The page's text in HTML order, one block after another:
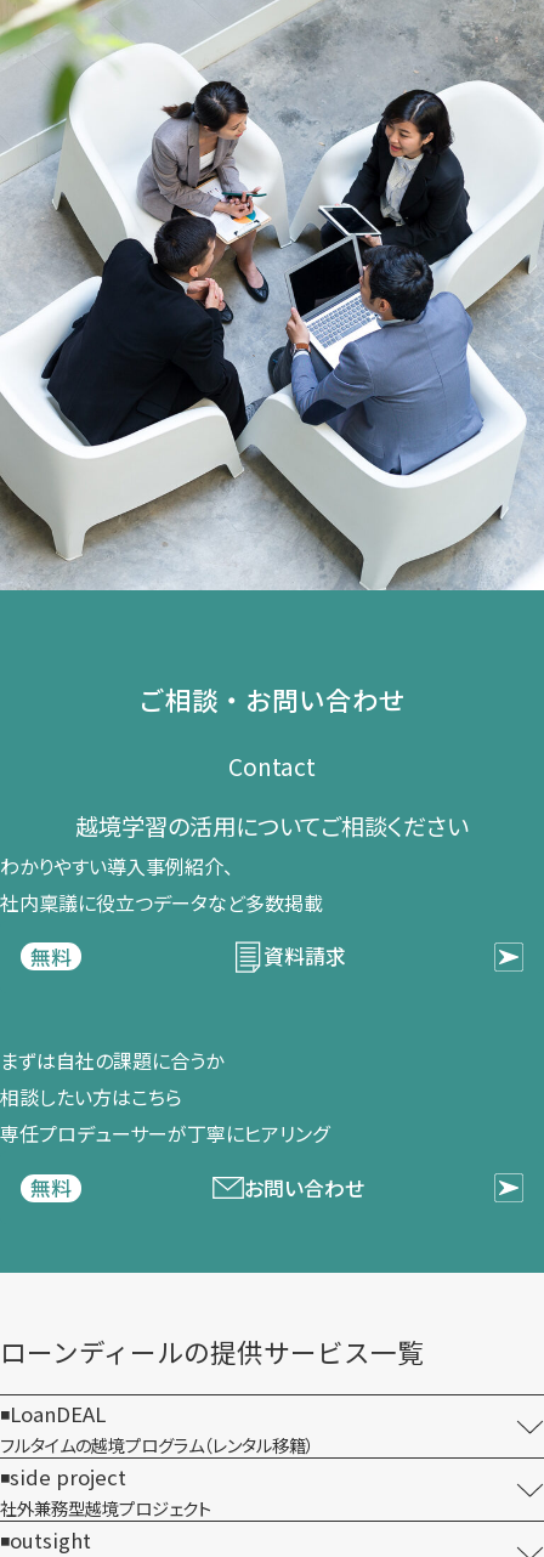
ご相談・お問い合わせ
Contact
越境学習の​活用に​ついて​ご相談ください​
わかりやすい導入事例紹介、​
社内稟議に​役立つデータなど​多数掲載
無料
資料請求
まずは​自社の​課題に​合うか​
相談したい方は​こちら
専任プロデューサーが​丁寧に​ヒアリング
無料
お問い合わせ
ローンディールの​提供サービス一覧
LoanDEAL
フルタイムの越境プログラム​（レンタル移籍）
side project
社外兼務型​越境プロジェクト
outsight